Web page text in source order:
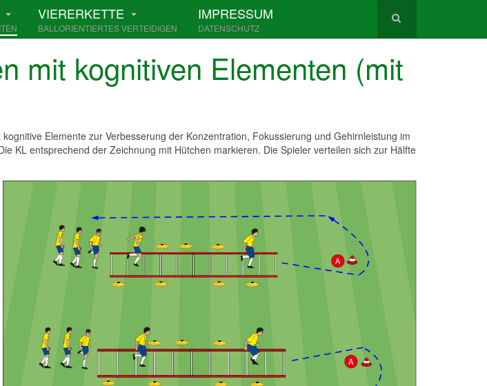
VIERERKETTE
BALLORIENTIERTES VERTEIDIGEN
IMPRESSUM
DATENSCHUTZ
mit kognitiven Elementen (mit
Elemente zur Verbesserung der Konzentration, Fokussierung und Gehirnleistung im
KL entsprechend der Zeichnung mit Hütchen markieren. Die Spieler verteilen sich zur Hälfte